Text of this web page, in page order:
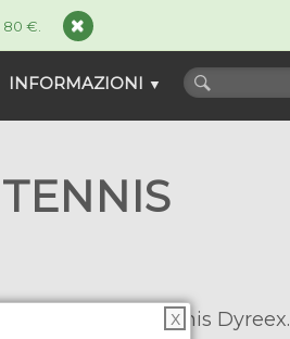
€.
INFORMAZIONI ▼
borse da tennis Dyreex.
X